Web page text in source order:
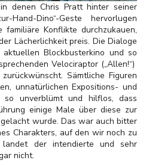
denen Chris Pratt hinter seiner
Hand-Dino“-Geste hervorlugen
Konflikte durchzukauen,
Lächerlichkeit preis. Die Dialoge
Blockbusterkino und so
Velociraptor („Allen!“)
zurückwünscht. Sämtliche Figuren
unnatürlichen Expositions- und
so unverblümt und hilflos, dass
einige Male über diese zur
wurde. Das war auch bitter
Charakters, auf den wir noch zu
landet der intendierte und sehr
nicht.